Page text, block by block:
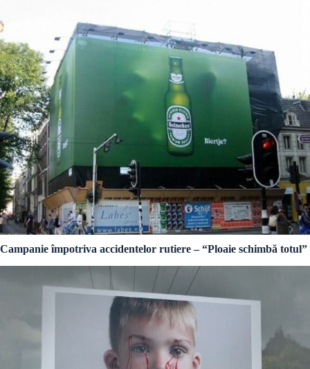
Campanie împotriva accidentelor rutiere – “Ploaie schimbă totul”